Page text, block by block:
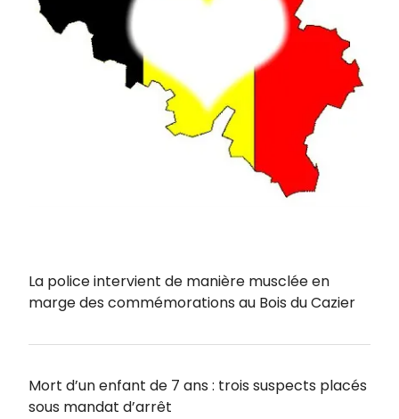
La police intervient de manière musclée en
marge des commémorations au Bois du Cazier
Mort d’un enfant de 7 ans : trois suspects placés
sous mandat d’arrêt